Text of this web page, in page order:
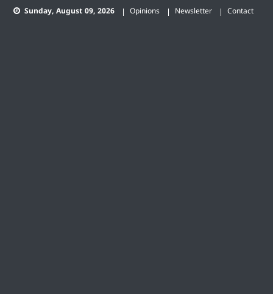
Skip
Sunday, August 09, 2026 Opinions Newsletter Contact